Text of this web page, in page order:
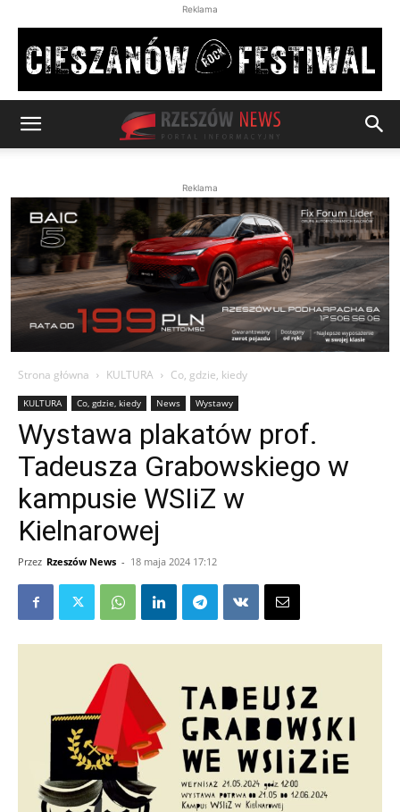
Reklama
Reklama
Strona główna KULTURA Co, gdzie, kiedy
KULTURA Co, gdzie, kiedy News Wystawy
Wystawa plakatów prof.
Tadeusza Grabowskiego w
kampusie WSIiZ w
Kielnarowej
Przez Rzeszów News - 18 maja 2024 17:12